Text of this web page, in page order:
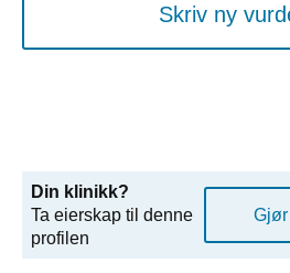
Skriv ny
Din klinikk?
Ta eierskap til denne
profilen